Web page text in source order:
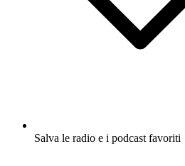
Salva le radio e i podcast favoriti